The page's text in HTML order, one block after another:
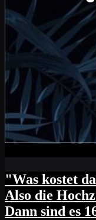
"Was kostet
Also die
Dann sind es